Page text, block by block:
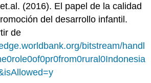
(2016). El papel de la calidad
del desarrollo infantil.
de
bitstream/handl